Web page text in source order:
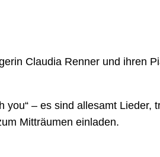
Claudia Renner und ihren
you“ – es sind allesamt
Mitträumen einladen.